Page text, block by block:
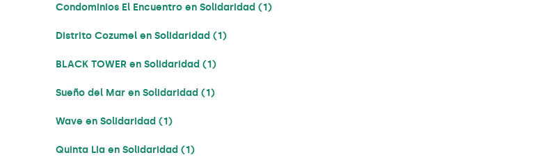
Condominios El Encuentro en Solidaridad (1)
Distrito Cozumel en Solidaridad (1)
BLACK TOWER en Solidaridad (1)
Sueño del Mar en Solidaridad (1)
Wave en Solidaridad (1)
Quinta Lia en Solidaridad (1)